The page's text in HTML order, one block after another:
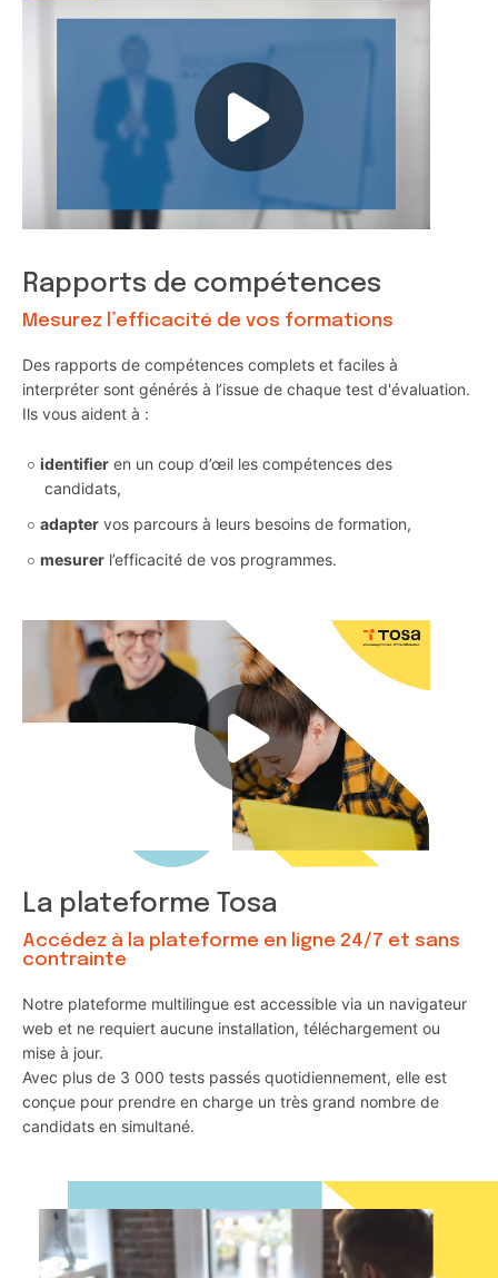
Rapports de compétences
Mesurez l’efficacité de vos formations
Des rapports de compétences complets et faciles à
interpréter sont générés à l’issue de chaque test d'évaluation.
Ils vous aident à :
identifier en un coup d’œil les compétences des
candidats,
adapter vos parcours à leurs besoins de formation,
mesurer l’efficacité de vos programmes.
La plateforme Tosa
Accédez à la plateforme en ligne 24/7 et sans
contrainte
Notre plateforme multilingue est accessible via un navigateur
web et ne requiert aucune installation, téléchargement ou
mise à jour.
Avec plus de 3 000 tests passés quotidiennement, elle est
conçue pour prendre en charge un très grand nombre de
candidats en simultané.